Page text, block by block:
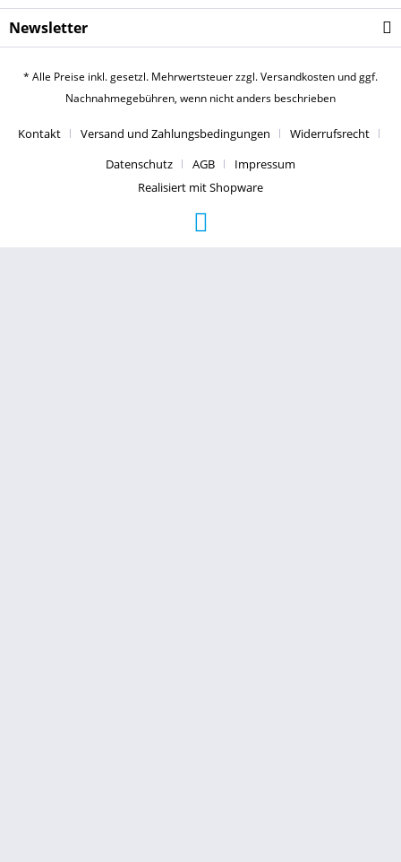
Newsletter
* Alle Preise inkl. gesetzl. Mehrwertsteuer zzgl.Versandkosten und ggf.
Nachnahmegebühren, wenn nicht anders beschrieben
Kontakt Versand und Zahlungsbedingungen
Widerrufsrecht
Datenschutz
AGB
Impressum
Realisiert mit Shopware